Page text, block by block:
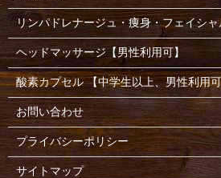
リンパドレナージュ・痩身・フェイシ
ヘッドマッサージ【男性利用可】
酸素カプセル 【中学生以上、男性利用
お問い合わせ
プライバシーポリシー
サイトマップ